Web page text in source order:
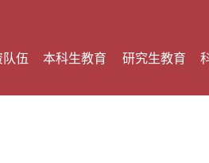
队伍 本科生教育 研究生教育